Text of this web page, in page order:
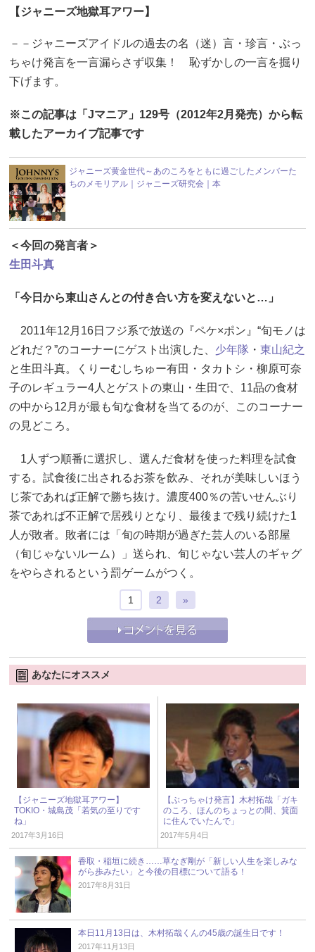
【ジャニーズ地獄耳アワー】
－－ジャニーズアイドルの過去の名（迷）言・珍言・ぶっ
ちゃけ発言を一言漏らさず収集！ 恥ずかしの一言を掘り
下げます。
※この記事は「Jマニア」129号（2012年2月発売）から転
載したアーカイブ記事です
ジャニーズ黄金世代～あのころをともに過ごしたメンバーた
ちのメモリアル｜ジャニーズ研究会｜本
＜今回の発言者＞
生田斗真
「今日から東山さんとの付き合い方を変えないと…」
2011年12月16日フジ系で放送の『ペケ×ポン』“旬モノは
どれだ？”のコーナーにゲスト出演した、 少年隊 ・ 東山紀之
と生田斗真。くりーむしちゅー有田・タカトシ・柳原可奈
子のレギュラー4人とゲストの東山・生田で、11品の食材
の中から12月が最も旬な食材を当てるのが、このコーナー
の見どころ。
1人ずつ順番に選択し、選んだ食材を使った料理を試食
する。試食後に出されるお茶を飲み、それが美味しいほう
じ茶であれば正解で勝ち抜け。濃度400％の苦いせんぶり
茶であれば不正解で居残りとなり、最後まで残り続けた1
人が敗者。敗者には「旬の時期が過ぎた芸人のいる部屋
（旬じゃないルーム）」送られ、旬じゃない芸人のギャグ
をやらされるという罰ゲームがつく。
1 2 »
あなたにオススメ
【ジャニーズ地獄耳アワー】
TOKIO・城島茂「若気の至りです
ね」
2017年3月16日
【ぶっちゃけ発言】木村拓哉「ガキ
のころ、ほんのちょっとの間、箕面
に住んでいたんで」
2017年5月4日
香取・稲垣に続き……草なぎ剛が「新しい人生を楽しみな
がら歩みたい」と今後の目標について語る！
2017年8月31日
本日11月13日は、木村拓哉くんの45歳の誕生日です！
2017年11月13日